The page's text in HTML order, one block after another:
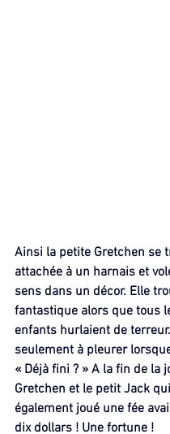
Ainsi la petite Gretchen se
attachée à un harnais et
sens dans un décor. Elle
fantastique alors que tous
enfants hurlaient de
seulement à pleurer
« Déjà fini ? » A la fin de la
Gretchen et le petit Jack
également joué une fée
dix dollars ! Une fortune !